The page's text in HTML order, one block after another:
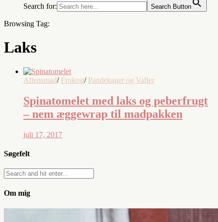
Search for: Search Button
Browsing Tag:
Laks
Aftensmad/ Frokost/ Pandekager og Vafler
Spinatomelet med laks og peberfrugt
– nem æggewrap til madpakken
juli 17, 2017
Søgefelt
Om mig